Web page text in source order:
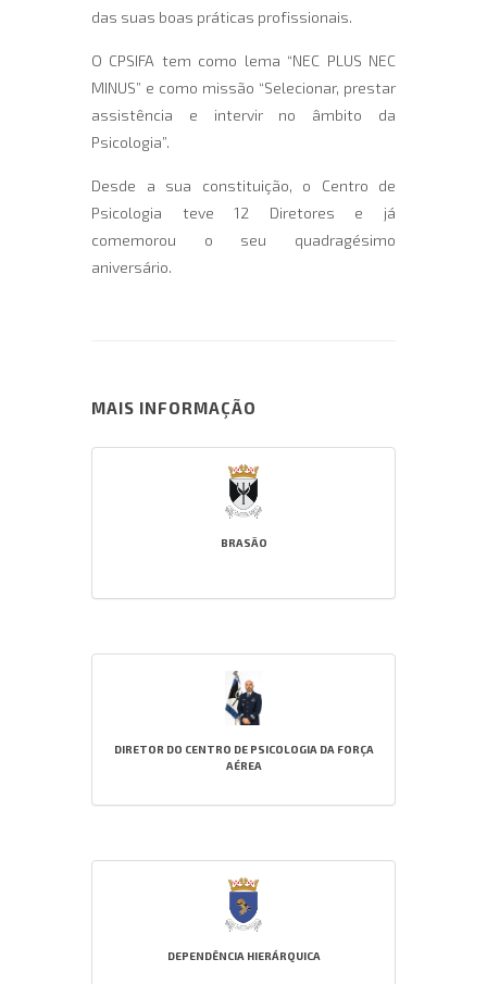
das suas boas práticas profissionais.
O CPSIFA tem como lema “NEC PLUS NEC
MINUS” e como missão “Selecionar, prestar
assistência e intervir no âmbito da
Psicologia”.
Desde a sua constituição, o Centro de
Psicologia teve 12 Diretores e já
comemorou o seu quadragésimo
aniversário.
MAIS INFORMAÇÃO
BRASÃO
DIRETOR DO CENTRO DE PSICOLOGIA DA FORÇA
AÉREA
DEPENDÊNCIA HIERÁRQUICA